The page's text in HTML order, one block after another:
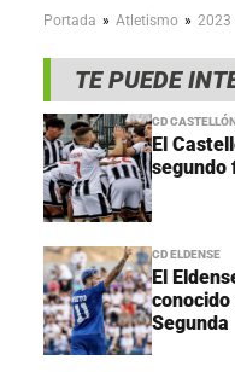
Portada » Atletismo » 2023
TE PUEDE
CD
El
segundo
CD ELDENSE
El
conocido
Segunda